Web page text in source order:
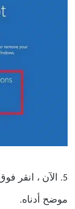
5. الآن ، انقر
موضح أدناه.